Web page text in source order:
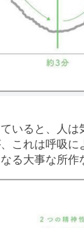
いると、人は
これは呼吸
る大事な所作